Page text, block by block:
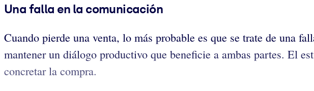
Una falla en la comunicación
Cuando pierde una venta, lo más probable es que se trate de una
mantener un diálogo productivo que beneficie a ambas partes. El
concretar la compra.